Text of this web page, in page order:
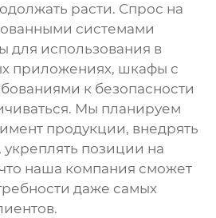
расти. Спрос на
системами
для использования в
приложениях, шкафы с
к безопасности
Мы планируем
продукции, внедрять
позиции на
наша компания сможет
даже самых